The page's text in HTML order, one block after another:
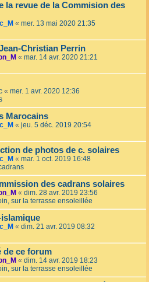
la revue de la Commision des
« mer. 13 mai 2020 21:35
Christian Perrin
« mar. 14 avr. 2020 21:21
« mer. 1 avr. 2020 12:36
Marocains
« jeu. 5 déc. 2019 20:54
de photos de c. solaires
« mar. 1 oct. 2019 16:48
des cadrans solaires
« dim. 28 avr. 2019 23:56
sur la terrasse ensoleillée
« dim. 21 avr. 2019 08:32
de ce forum
« dim. 14 avr. 2019 18:23
sur la terrasse ensoleillée